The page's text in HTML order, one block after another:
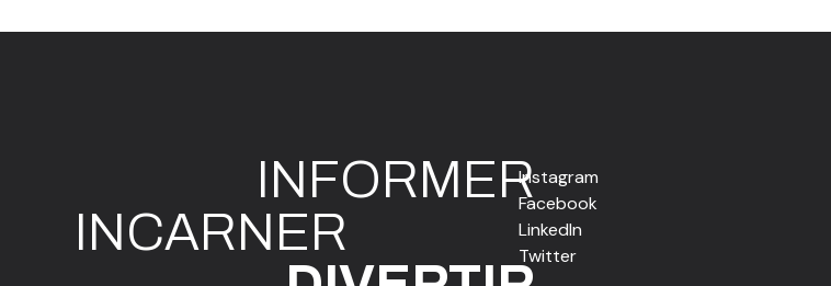
INFORMER
INCARNER
Instagram
Facebook
LinkedIn
Twitter